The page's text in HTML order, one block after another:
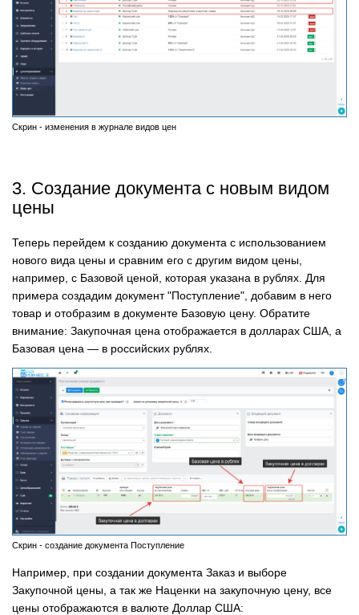
Скрин - изменения в журнале видов цен
3. Создание документа с новым видом
цены
Теперь перейдем к созданию документа с использованием
нового вида цены и сравним его с другим видом цены,
например, с Базовой ценой, которая указана в рублях. Для
примера создадим документ "Поступление", добавим в него
товар и отобразим в документе Базовую цену. Обратите
внимание: Закупочная цена отображается в долларах США, а
Базовая цена — в российских рублях.
Скрин - создание документа Поступление
Например, при создании документа Заказ и выборе
Закупочной цены, а так же Наценки на закупочную цену, все
цены отображаются в валюте Доллар США: